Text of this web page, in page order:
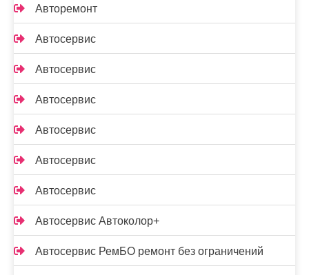
Авторемонт
Автосервис
Автосервис
Автосервис
Автосервис
Автосервис
Автосервис
Автосервис Автоколор+
Автосервис РемБО ремонт без ограничений